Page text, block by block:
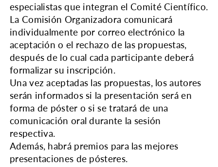
especialistas que integran el Comité Científico.
La Comisión Organizadora comunicará
individualmente por correo electrónico la
aceptación o el rechazo de las propuestas,
después de lo cual cada participante deberá
formalizar su inscripción.
Una vez aceptadas las propuestas, los autores
serán informados si la presentación será en
forma de póster o si se tratará de una
comunicación oral durante la sesión
respectiva.
Además, habrá premios para las mejores
presentaciones de pósteres.